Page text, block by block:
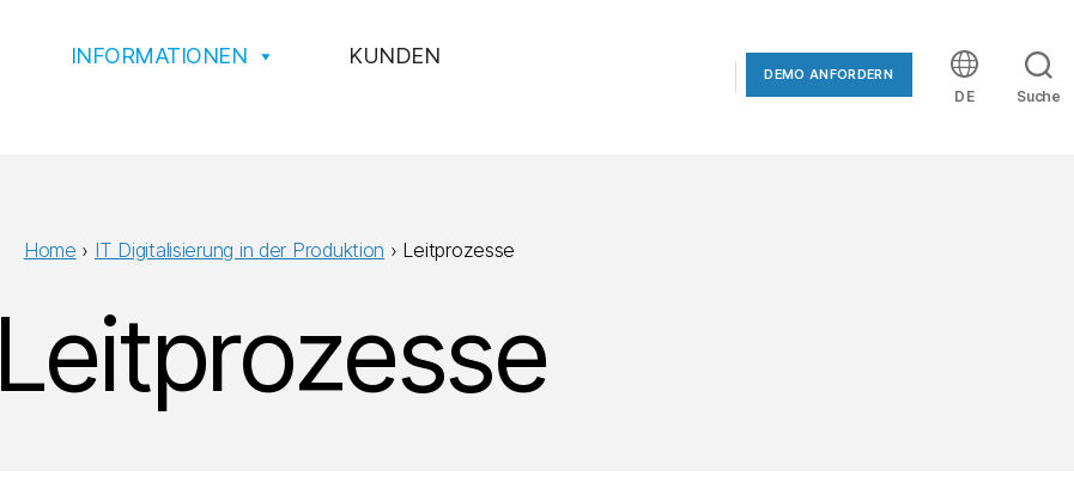
INFORMATIONEN
KUNDEN
DEMO ANFORDERN
DE Suche
Home › IT Digitalisierung in der Produktion › Leitprozesse
Leitprozesse